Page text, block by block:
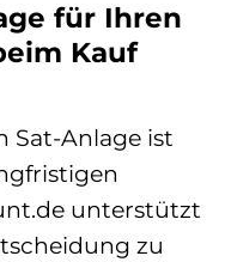
für Ihren
Kauf
Sat-Anlage ist
unterstützt
zu